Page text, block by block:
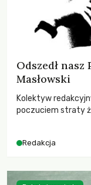
Odszedł
Masłowski
Kolektyw
poczuciem straty
Redakcja